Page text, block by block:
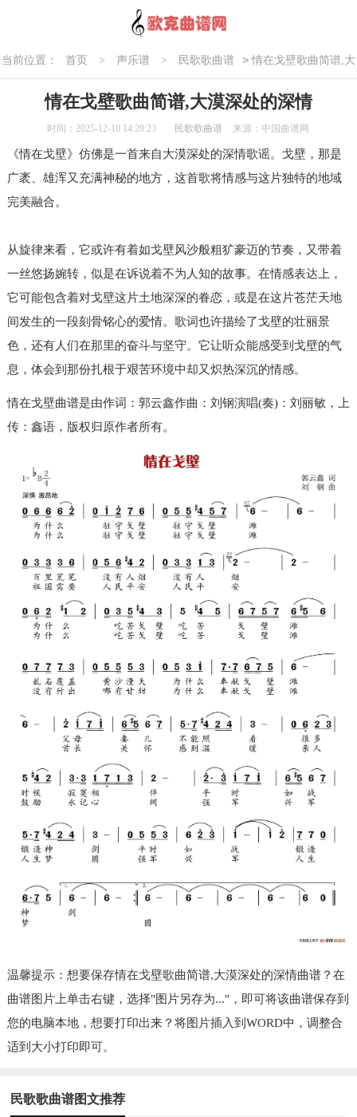
当前位置： 首页 > 声乐谱 > 民歌歌曲谱 > 情在戈壁歌曲简谱,大
情在戈壁歌曲简谱,大漠深处的深情
时间：2025-12-10 14:28:23 民歌歌曲谱 来源：中国曲谱网
《情在戈壁》仿佛是一首来自大漠深处的深情歌谣。戈壁，那是
广袤、雄浑又充满神秘的地方，这首歌将情感与这片独特的地域
完美融合。
从旋律来看，它或许有着如戈壁风沙般粗犷豪迈的节奏，又带着
一丝悠扬婉转，似是在诉说着不为人知的故事。在情感表达上，
它可能包含着对戈壁这片土地深深的眷恋，或是在这片苍茫天地
间发生的一段刻骨铭心的爱情。歌词也许描绘了戈壁的壮丽景
色，还有人们在那里的奋斗与坚守。它让听众能感受到戈壁的气
息，体会到那份扎根于艰苦环境中却又炽热深沉的情感。
情在戈壁曲谱是由作词：郭云鑫作曲：刘钢演唱(奏)：刘丽敏，上
传：鑫语，版权归原作者所有。
温馨提示：想要保存情在戈壁歌曲简谱,大漠深处的深情曲谱？在
曲谱图片上单击右键，选择"图片另存为..."，即可将该曲谱保存到
您的电脑本地，想要打印出来？将图片插入到WORD中，调整合
适到大小打印即可。
民歌歌曲谱图文推荐